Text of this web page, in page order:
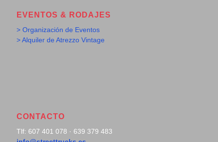
EVENTOS & RODAJES
> Organización de Eventos
> Alquiler de Atrezzo Vintage
CONTACTO
Tlf: 607 401 078 · 639 379 483